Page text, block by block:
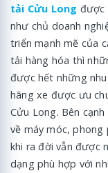
tải Cửu Long được
như chủ doanh
triển mạnh mẽ của
tải hàng hóa thì
được hết những
hãng xe được ưu
Cửu Long. Bên
về máy móc,
khi ra đời vẫn được
dạng phù hợp với